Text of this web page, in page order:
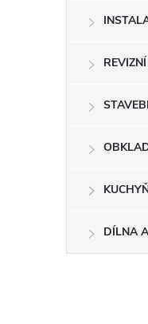
DÍLNA
ZDARMA
4 590 Kč